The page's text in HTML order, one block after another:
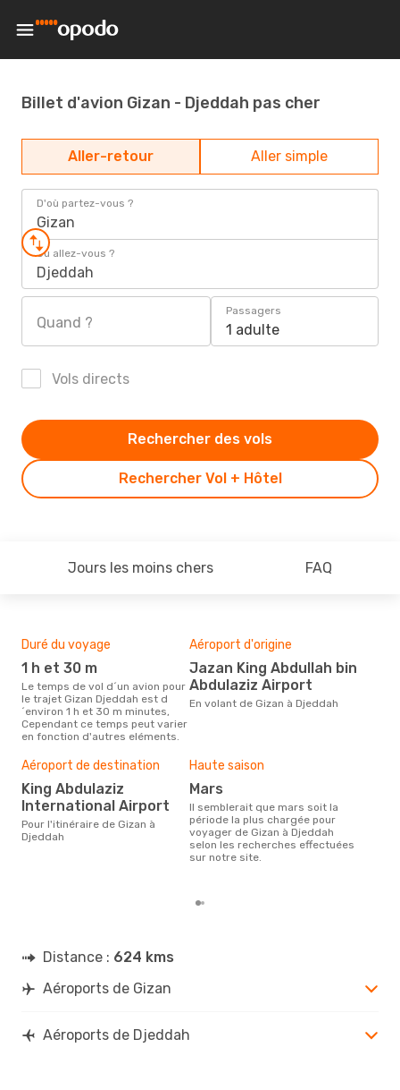
Billet d'avion Gizan - Djeddah pas cher
Aller-retour Aller simple
D'où partez-vous ?
Gizan
Où allez-vous ?
Djeddah
Quand ?
Passagers
1 adulte
Vols directs
Rechercher Vol + Hôtel
Rechercher des vols
Jours les moins chers FAQ
Duré du voyage
1 h et 30 m
Le temps de vol d´un avion pour
le trajet Gizan Djeddah est d
´environ 1 h et 30 m minutes,
Cependant ce temps peut varier
en fonction d'autres eléments.
Aéroport d'origine
Jazan King Abdullah bin
Abdulaziz Airport
En volant de Gizan à Djeddah
Aéroport de destination
King Abdulaziz
International Airport
Pour l'itinéraire de Gizan à
Djeddah
Haute saison
mars
Il semblerait que mars soit la
période la plus chargée pour
voyager de Gizan à Djeddah
selon les recherches effectuées
sur notre site.
Distance : 624 kms
Aéroports de Gizan
Aéroports de Djeddah